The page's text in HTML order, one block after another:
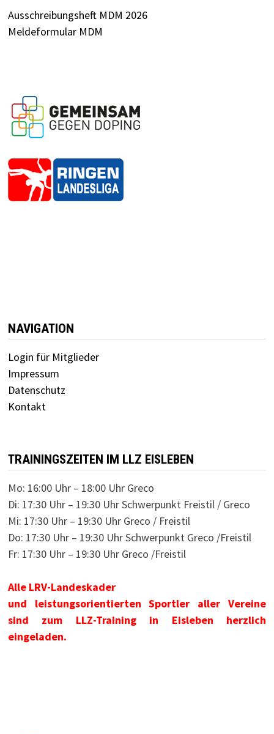
Ausschreibungsheft MDM 2026
Meldeformular MDM
NAVIGATION
Login für Mitglieder
Impressum
Datenschutz
Kontakt
TRAININGSZEITEN IM LLZ EISLEBEN
Mo: 16:00 Uhr – 18:00 Uhr Greco
Di: 17:30 Uhr – 19:30 Uhr Schwerpunkt Freistil / Greco
Mi: 17:30 Uhr – 19:30 Uhr Greco / Freistil
Do: 17:30 Uhr – 19:30 Uhr Schwerpunkt Greco /Freistil
Fr: 17:30 Uhr – 19:30 Uhr Greco /Freistil
Alle LRV-Landeskader
und leistungsorientierten Sportler aller Vereine
sind zum LLZ-Training in Eisleben herzlich
eingeladen.